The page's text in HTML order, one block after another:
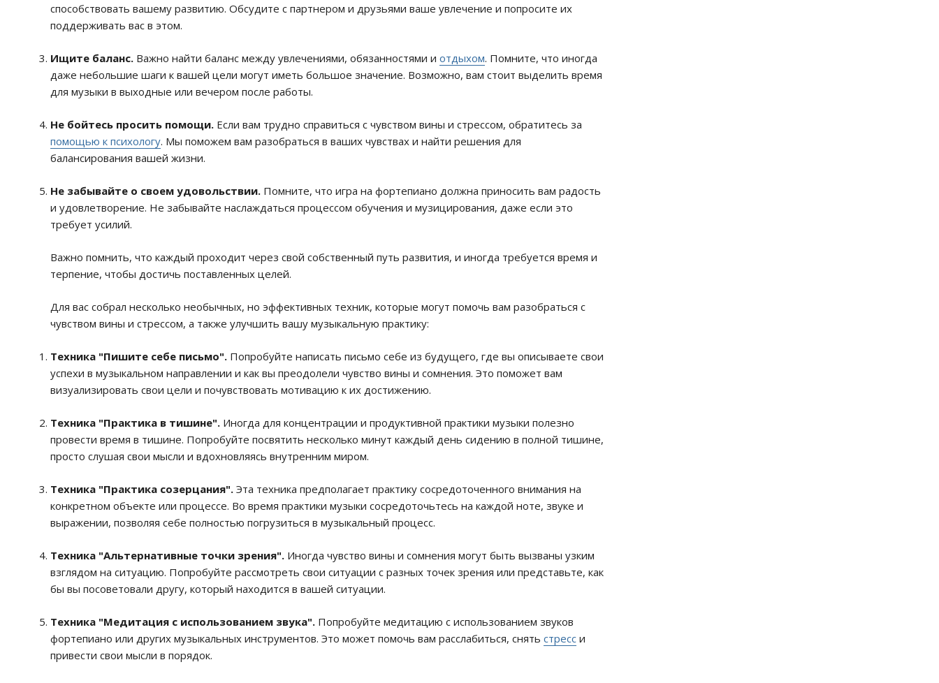
способствовать вашему развитию. Обсудите с партнером и друзьями ваше увлечение и попросите их
поддерживать вас в этом.
Ищите баланс. Важно найти баланс между увлечениями, обязанностями и отдыхом. Помните, что иногда
даже небольшие шаги к вашей цели могут иметь большое значение. Возможно, вам стоит выделить время
для музыки в выходные или вечером после работы.
Не бойтесь просить помощи. Если вам трудно справиться с чувством вины и стрессом, обратитесь за
помощью к психологу. Мы поможем вам разобраться в ваших чувствах и найти решения для
балансирования вашей жизни.
Не забывайте о своем удовольствии. Помните, что игра на фортепиано должна приносить вам радость
и удовлетворение. Не забывайте наслаждаться процессом обучения и музицирования, даже если это
требует усилий.
Важно помнить, что каждый проходит через свой собственный путь развития, и иногда требуется время и
терпение, чтобы достичь поставленных целей.
Для вас собрал несколько необычных, но эффективных техник, которые могут помочь вам разобраться с
чувством вины и стрессом, а также улучшить вашу музыкальную практику:
Техника "Пишите себе письмо". Попробуйте написать письмо себе из будущего, где вы описываете свои
успехи в музыкальном направлении и как вы преодолели чувство вины и сомнения. Это поможет вам
визуализировать свои цели и почувствовать мотивацию к их достижению.
Техника "Практика в тишине". Иногда для концентрации и продуктивной практики музыки полезно
провести время в тишине. Попробуйте посвятить несколько минут каждый день сидению в полной тишине,
просто слушая свои мысли и вдохновляясь внутренним миром.
Техника "Практика созерцания". Эта техника предполагает практику сосредоточенного внимания на
конкретном объекте или процессе. Во время практики музыки сосредоточьтесь на каждой ноте, звуке и
выражении, позволяя себе полностью погрузиться в музыкальный процесс.
Техника "Альтернативные точки зрения". Иногда чувство вины и сомнения могут быть вызваны узким
взглядом на ситуацию. Попробуйте рассмотреть свои ситуации с разных точек зрения или представьте, как
бы вы посоветовали другу, который находится в вашей ситуации.
Техника "Медитация с использованием звука". Попробуйте медитацию с использованием звуков
фортепиано или других музыкальных инструментов. Это может помочь вам расслабиться, снять стресс и
привести свои мысли в порядок.